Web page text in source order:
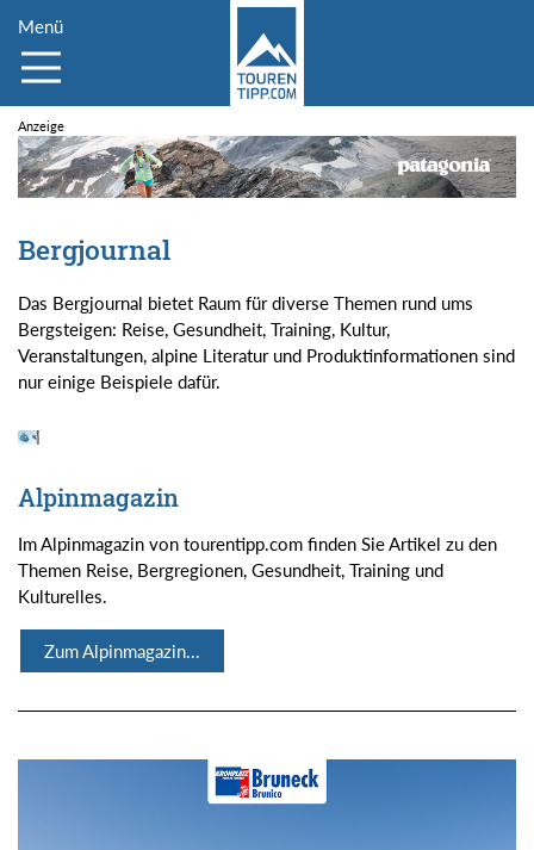
Menü
Bergjournal
Das Bergjournal bietet Raum für diverse Themen rund ums
Bergsteigen: Reise, Gesundheit, Training, Kultur,
Veranstaltungen, alpine Literatur und Produktinformationen sind
nur einige Beispiele dafür.
Alpinmagazin
Im Alpinmagazin von tourentipp.com finden Sie Artikel zu den
Themen Reise, Bergregionen, Gesundheit, Training und
Kulturelles.
Zum Alpinmagazin...